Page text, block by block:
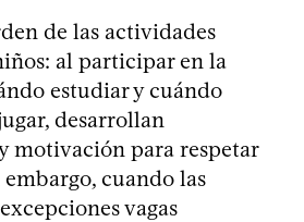
de las actividades
al participar en la
estudiar y cuándo
desarrollan
motivación para respetar
cuando las
vagas